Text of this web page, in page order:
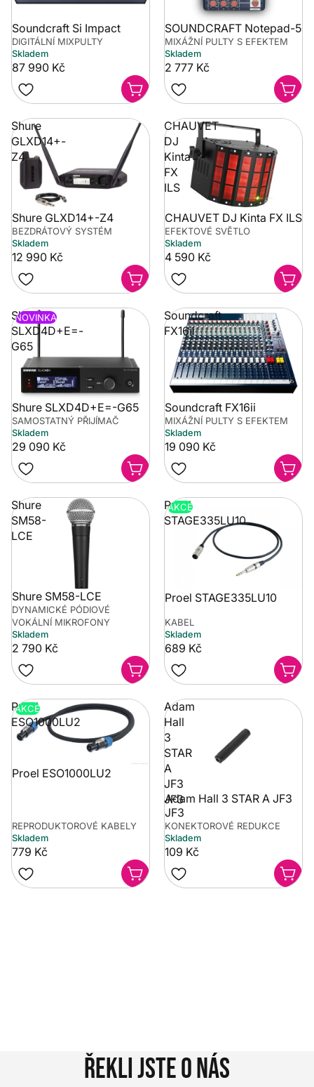
Soundcraft Si Impact
DIGITÁLNÍ MIXPULTY
Skladem
87 990 Kč
SOUNDCRAFT Notepad-5
MIXÁŽNÍ PULTY S EFEKTEM
Skladem
2 777 Kč
Shure
GLXD14+-
Z4
Shure GLXD14+-Z4
BEZDRÁTOVÝ SYSTÉM
Skladem
12 990 Kč
CHAUVET
DJ
Kinta
FX
ILS
CHAUVET DJ Kinta FX ILS
EFEKTOVÉ SVĚTLO
Skladem
4 590 Kč
Shure
SLXD4D+E=-
G65
NOVINKA
Shure SLXD4D+E=-G65
SAMOSTATNÝ PŘIJÍMAČ
Skladem
29 090 Kč
Soundcraft
FX16ii
Soundcraft FX16ii
MIXÁŽNÍ PULTY S EFEKTEM
Skladem
19 090 Kč
Shure
SM58-
LCE
Shure SM58-LCE
DYNAMICKÉ PÓDIOVÉ
VOKÁLNÍ MIKROFONY
Skladem
2 790 Kč
Proel
STAGE335LU10
AKCE
Proel STAGE335LU10
KABEL
Skladem
689 Kč
Proel
ESO1000LU2
AKCE
Proel ESO1000LU2
REPRODUKTOROVÉ KABELY
Skladem
779 Kč
Adam
Hall
3
STAR
A
JF3
JF3
Adam Hall 3 STAR A JF3
JF3
KONEKTOROVÉ REDUKCE
Skladem
109 Kč
Řekli jste o nás